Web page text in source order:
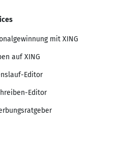
mit XING
auf XING
Editor
Editor